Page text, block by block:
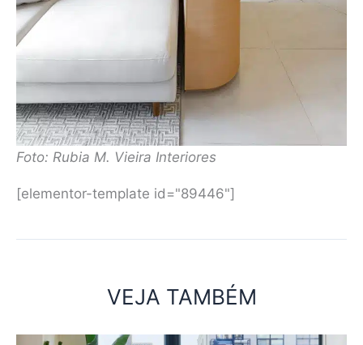
Foto: Rubia M. Vieira Interiores
[elementor-template id="89446"]
VEJA TAMBÉM